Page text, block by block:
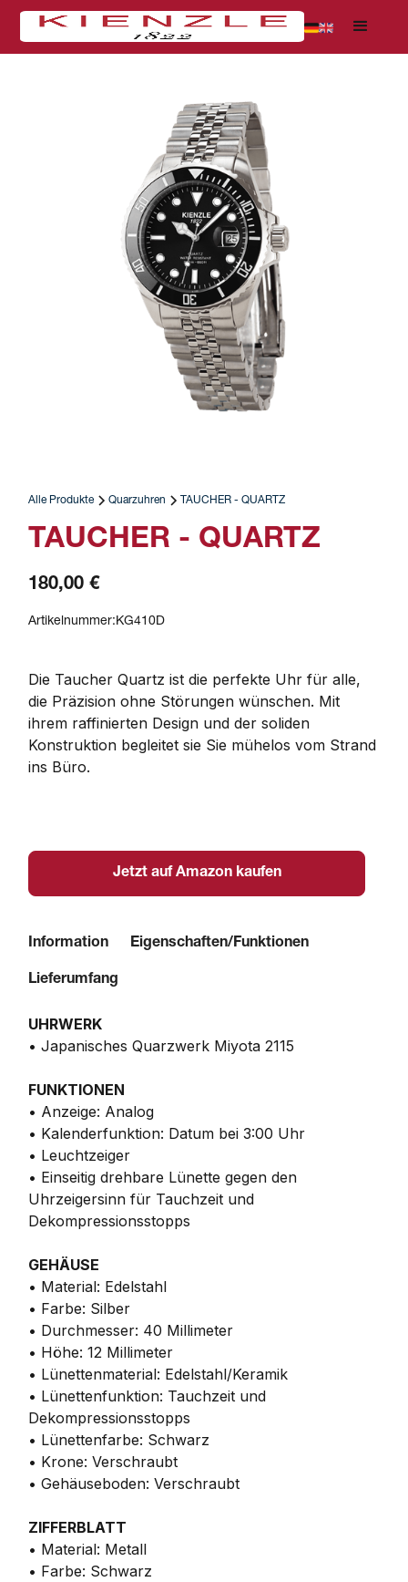
Alle Produkte Quarzuhren TAUCHER - QUARTZ
TAUCHER - QUARTZ
180,00 €
Artikelnummer:KG410D
Die Taucher Quartz ist die perfekte Uhr für alle,
die Präzision ohne Störungen wünschen. Mit
ihrem raffinierten Design und der soliden
Konstruktion begleitet sie Sie mühelos vom Strand
ins Büro.
Jetzt auf Amazon kaufen
Information Eigenschaften/Funktionen
Lieferumfang
UHRWERK
• Japanisches Quarzwerk Miyota 2115
FUNKTIONEN
• Anzeige: Analog
• Kalenderfunktion: Datum bei 3:00 Uhr
• Leuchtzeiger
• Einseitig drehbare Lünette gegen den
Uhrzeigersinn für Tauchzeit und
Dekompressionsstopps
GEHÄUSE
• Material: Edelstahl
• Farbe: Silber
• Durchmesser: 40 Millimeter
• Höhe: 12 Millimeter
• Lünettenmaterial: Edelstahl/Keramik
• Lünettenfunktion: Tauchzeit und
Dekompressionsstopps
• Lünettenfarbe: Schwarz
• Krone: Verschraubt
• Gehäuseboden: Verschraubt
ZIFFERBLATT
• Material: Metall
• Farbe: Schwarz